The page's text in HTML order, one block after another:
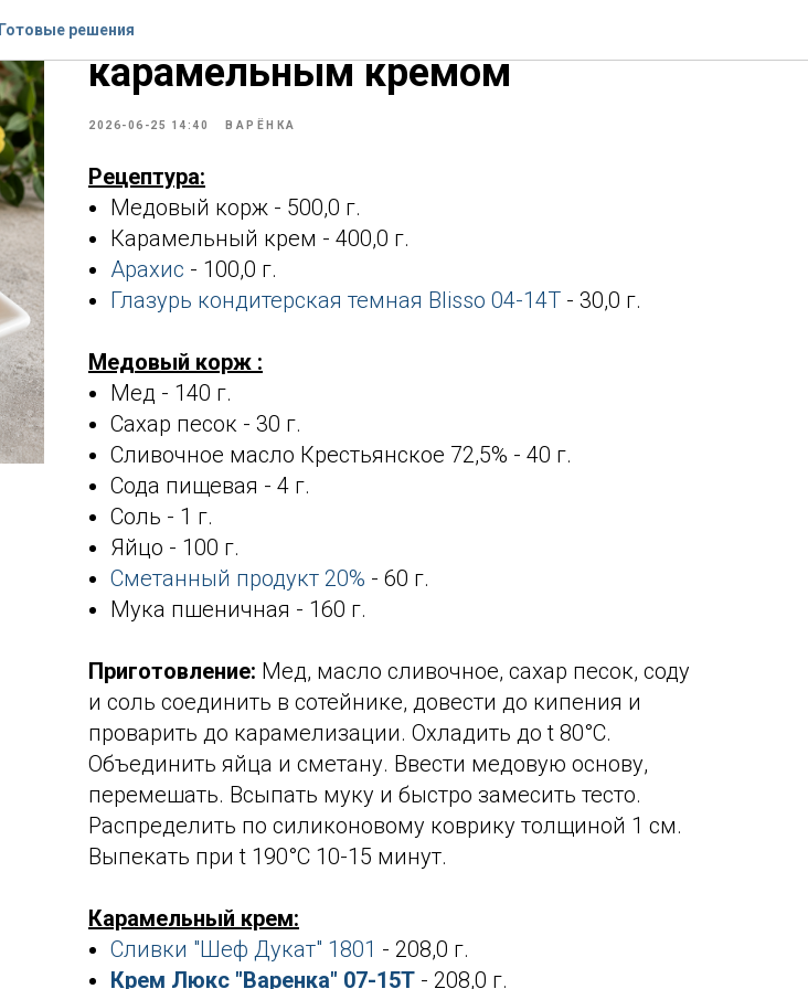
Готовые решенияМедово- арахисовый рулет с
карамельным кремом
2026-06-25 14:40 ВАРЁНКА
Рецептура:
Медовый корж - 500,0 г.
Карамельный крем - 400,0 г.
Арахис - 100,0 г.
Глазурь кондитерская темная Blisso 04-14Т - 30,0 г.
Медовый корж :
Мед - 140 г.
Сахар песок - 30 г.
Сливочное масло Крестьянское 72,5% - 40 г.
Сода пищевая - 4 г.
Соль - 1 г.
Яйцо - 100 г.
Сметанный продукт 20% - 60 г.
Мука пшеничная - 160 г.
Приготовление: Мед, масло сливочное, сахар песок, соду
и соль соединить в сотейнике, довести до кипения и
проварить до карамелизации. Охладить до t 80°С.
Объединить яйца и сметану. Ввести медовую основу,
перемешать. Всыпать муку и быстро замесить тесто.
Распределить по силиконовому коврику толщиной 1 см.
Выпекать при t 190°С 10-15 минут.
Карамельный крем:
Сливки "Шеф Дукат" 1801 - 208,0 г.
Крем Люкс "Варенка" 07-15Т - 208,0 г.